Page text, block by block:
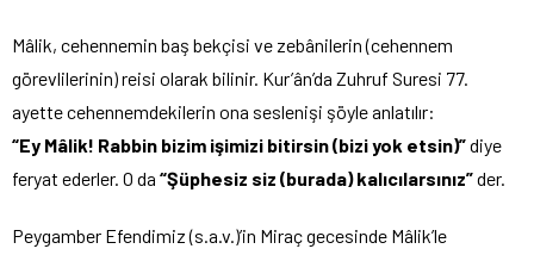
Mâlik, cehennemin baş bekçisi ve zebânilerin (cehennem
görevlilerinin) reisi olarak bilinir. Kur’ân’da Zuhruf Suresi 77.
ayette cehennemdekilerin ona seslenişi şöyle anlatılır:
“Ey Mâlik! Rabbin bizim işimizi bitirsin (bizi yok etsin)”diye
feryat ederler. O da “Şüphesiz siz (burada) kalıcılarsınız”der.
Peygamber Efendimiz (s.a.v.)’in Miraç gecesinde Mâlik’le